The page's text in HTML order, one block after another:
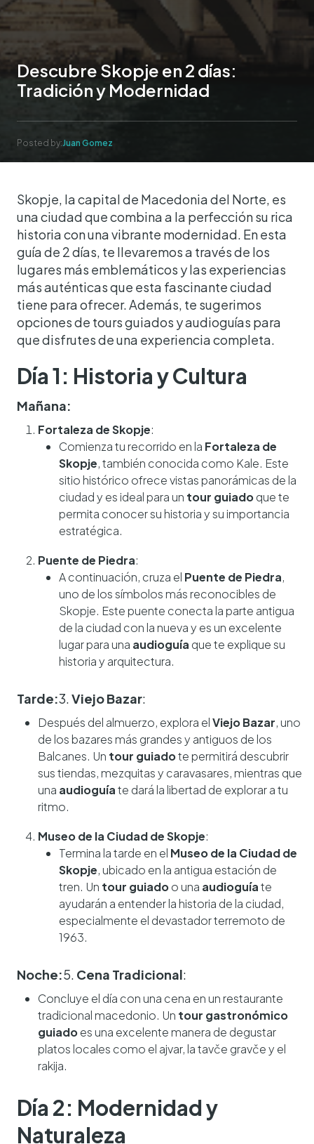
Descubre Skopje en 2 días:
Tradición y Modernidad
Posted by:Juan Gomez
Skopje, la capital de Macedonia del Norte, es
una ciudad que combina a la perfección su rica
historia con una vibrante modernidad. En esta
guía de 2 días, te llevaremos a través de los
lugares más emblemáticos y las experiencias
más auténticas que esta fascinante ciudad
tiene para ofrecer. Además, te sugerimos
opciones de tours guiados y audioguías para
que disfrutes de una experiencia completa.
Día 1: Historia y Cultura
Mañana:
Fortaleza de Skopje:
Comienza tu recorrido en la Fortaleza de
Skopje, también conocida como Kale. Este
sitio histórico ofrece vistas panorámicas de la
ciudad y es ideal para un tour guiadoque te
permita conocer su historia y su importancia
estratégica.
Puente de Piedra:
A continuación, cruza el Puente de Piedra,
uno de los símbolos más reconocibles de
Skopje. Este puente conecta la parte antigua
de la ciudad con la nueva y es un excelente
lugar para una audioguía que te explique su
historia y arquitectura.
Tarde:3. Viejo Bazar:
Después del almuerzo, explora elViejo Bazar, uno
de los bazares más grandes y antiguos de los
Balcanes. Un tour guiadote permitirá descubrir
sus tiendas, mezquitas y caravasares, mientras que
una audioguíate dará la libertad de explorar a tu
ritmo.
Museo de la Ciudad de Skopje:
Termina la tarde en el Museo de la Ciudad de
Skopje, ubicado en la antigua estación de
tren. Un tour guiadoo una audioguíate
ayudarán a entender la historia de la ciudad,
especialmente el devastador terremoto de
1963.
Noche:5. Cena Tradicional:
Concluye el día con una cena en un restaurante
tradicional macedonio. Un tour gastronómico
guiadoes una excelente manera de degustar
platos locales como el ajvar, la tavče gravče y el
rakija.
Día 2: Modernidad y
Naturaleza